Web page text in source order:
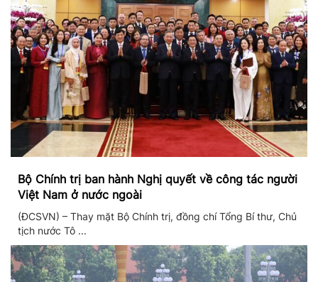
Bộ Chính trị ban hành Nghị quyết về công tác người
Việt Nam ở nước ngoài
(ĐCSVN) – Thay mặt Bộ Chính trị, đồng chí Tổng Bí thư, Chủ
tịch nước Tô ...